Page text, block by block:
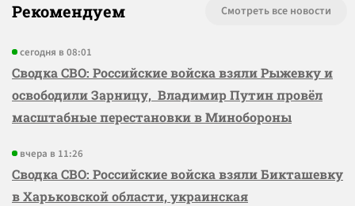
Рекомендуем Смотреть все новости
сегодня в 08:01
Сводка СВО: Российские войска взяли Рыжевку и
освободили Зарницу, Владимир Путин провёл
масштабные перестановки в Минобороны
вчера в 11:26
Сводка СВО: Российские войска взяли Бикташевку
в Харьковской области, украинская